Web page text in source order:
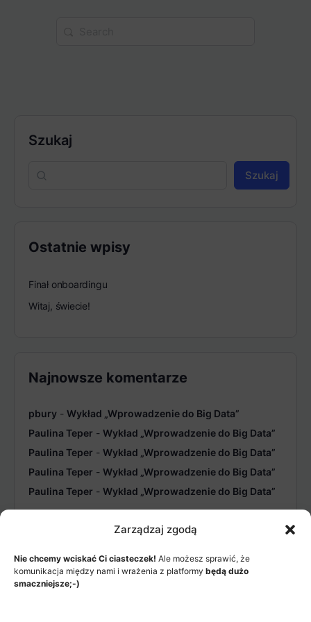
Zarządzaj zgodą
Nie chcemy wciskać Ci ciasteczek! Ale możesz sprawić, że
komunikacja między nami i wrażenia z platformy będą dużo
smaczniejsze;-)
Szukaj
Szukaj
Ostatnie wpisy
Finał onboardingu
Witaj, świecie!
Najnowsze komentarze
pbury - Wykład „Wprowadzenie do Big Data”
Paulina Teper - Wykład „Wprowadzenie do Big Data”
Paulina Teper - Wykład „Wprowadzenie do Big Data”
Paulina Teper - Wykład „Wprowadzenie do Big Data”
Paulina Teper - Wykład „Wprowadzenie do Big Data”